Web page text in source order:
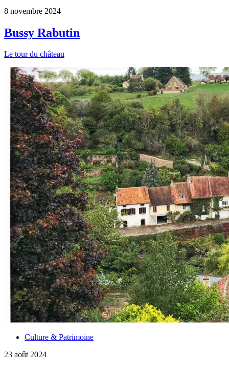
8 novembre 2024
Bussy Rabutin
Le tour du château
Culture & Patrimoine
23 août 2024